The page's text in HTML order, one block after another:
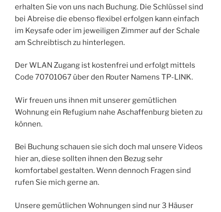
erhalten Sie von uns nach Buchung. Die Schlüssel sind
bei Abreise die ebenso flexibel erfolgen kann einfach
im Keysafe oder im jeweiligen Zimmer auf der Schale
am Schreibtisch zu hinterlegen.
Der WLAN Zugang ist kostenfrei und erfolgt mittels
Code 70701067 über den Router Namens TP-LINK.
Wir freuen uns ihnen mit unserer gemütlichen
Wohnung ein Refugium nahe Aschaffenburg bieten zu
können.
Bei Buchung schauen sie sich doch mal unsere Videos
hier an, diese sollten ihnen den Bezug sehr
komfortabel gestalten. Wenn dennoch Fragen sind
rufen Sie mich gerne an.
Unsere gemütlichen Wohnungen sind nur 3 Häuser